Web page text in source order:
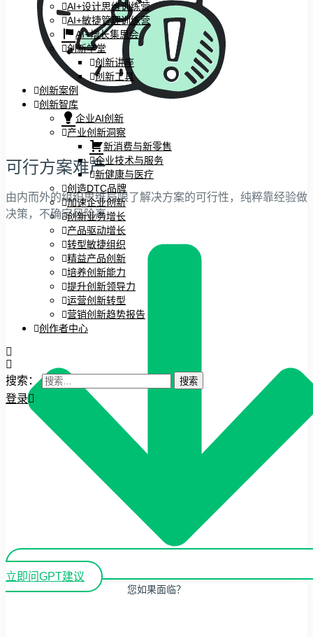
AI+设计思维训练营
AI+敏捷管理训练营
AI+增长集思会
创新学堂
创新讲座
创新工具
创新案例
创新智库
企业AI创新
产业创新洞察
新消费与新零售
企业技术与服务
新健康与医疗
创造DTC品牌
加速企业创新
创新业务增长
产品驱动增长
转型敏捷组织
精益产品创新
培养创新能力
提升创新领导力
运营创新转型
营销创新趋势报告
创作者中心
搜索：
登录
可行方案难产
由内而外的组织思维局限了解决方案的可行性，纯粹靠经验做
决策，不确定风险高
立即问GPT建议
您如果面临？